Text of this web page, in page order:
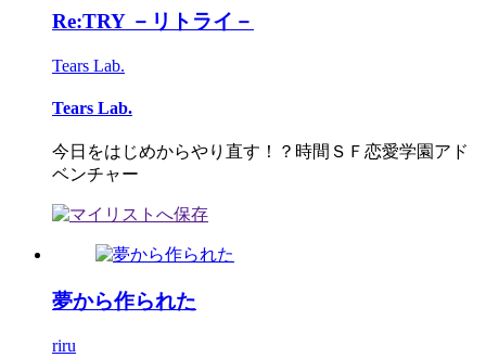
Re:TRY －リトライ－
Tears Lab.
Tears Lab.
今日をはじめからやり直す！？時間ＳＦ恋愛学園アド
ベンチャー
夢から作られた
riru